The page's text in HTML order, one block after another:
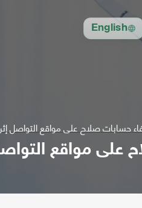
English
حسابات صلاح على مواقع التواصل
على مواقع